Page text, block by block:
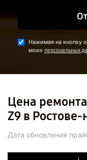
Нажимая на кнопку
моих персональных
Цена
Z9 в
Дата обновления